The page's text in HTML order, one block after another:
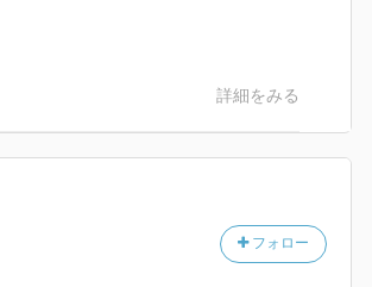
詳細をみる
フォロー